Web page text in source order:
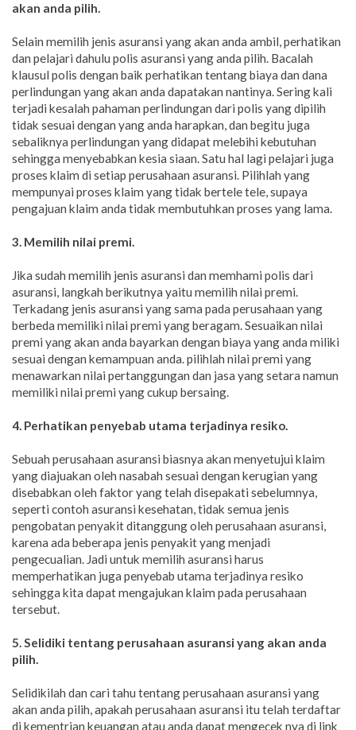
akan anda pilih.
Selain memilih jenis asuransi yang akan anda ambil, perhatikan
dan pelajari dahulu polis asuransi yang anda pilih. Bacalah
klausul polis dengan baik perhatikan tentang biaya dan dana
perlindungan yang akan anda dapatakan nantinya. Sering kali
terjadi kesalah pahaman perlindungan dari polis yang dipilih
tidak sesuai dengan yang anda harapkan, dan begitu juga
sebaliknya perlindungan yang didapat melebihi kebutuhan
sehingga menyebabkan kesia siaan. Satu hal lagi pelajari juga
proses klaim di setiap perusahaan asuransi. Pilihlah yang
mempunyai proses klaim yang tidak bertele tele, supaya
pengajuan klaim anda tidak membutuhkan proses yang lama.
3. Memilih nilai premi.
Jika sudah memilih jenis asuransi dan memhami polis dari
asuransi, langkah berikutnya yaitu memilih nilai premi.
Terkadang jenis asuransi yang sama pada perusahaan yang
berbeda memiliki nilai premi yang beragam. Sesuaikan nilai
premi yang akan anda bayarkan dengan biaya yang anda miliki
sesuai dengan kemampuan anda. pilihlah nilai premi yang
menawarkan nilai pertanggungan dan jasa yang setara namun
memiliki nilai premi yang cukup bersaing.
4. Perhatikan penyebab utama terjadinya resiko.
Sebuah perusahaan asuransi biasnya akan menyetujui klaim
yang diajuakan oleh nasabah sesuai dengan kerugian yang
disebabkan oleh faktor yang telah disepakati sebelumnya,
seperti contoh asuransi kesehatan, tidak semua jenis
pengobatan penyakit ditanggung oleh perusahaan asuransi,
karena ada beberapa jenis penyakit yang menjadi
pengecualian. Jadi untuk memilih asuransi harus
memperhatikan juga penyebab utama terjadinya resiko
sehingga kita dapat mengajukan klaim pada perusahaan
tersebut.
5. Selidiki tentang perusahaan asuransi yang akan anda
pilih.
Selidikilah dan cari tahu tentang perusahaan asuransi yang
akan anda pilih, apakah perusahaan asuransi itu telah terdaftar
di kementrian keuangan atau anda dapat mengecek nya di link